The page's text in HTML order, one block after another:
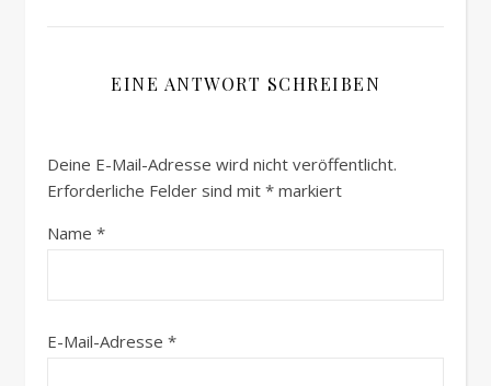
EINE ANTWORT SCHREIBEN
Deine E-Mail-Adresse wird nicht veröffentlicht.
Erforderliche Felder sind mit * markiert
Name *
E-Mail-Adresse *